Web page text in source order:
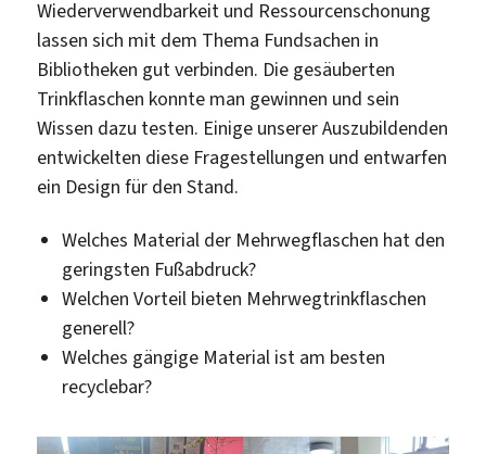
Wiederverwendbarkeit und Ressourcenschonung
lassen sich mit dem Thema Fundsachen in
Bibliotheken gut verbinden. Die gesäuberten
Trinkflaschen konnte man gewinnen und sein
Wissen dazu testen. Einige unserer Auszubildenden
entwickelten diese Fragestellungen und entwarfen
ein Design für den Stand.
Welches Material der Mehrwegflaschen hat den
geringsten Fußabdruck?
Welchen Vorteil bieten Mehrwegtrinkflaschen
generell?
Welches gängige Material ist am besten
recyclebar?